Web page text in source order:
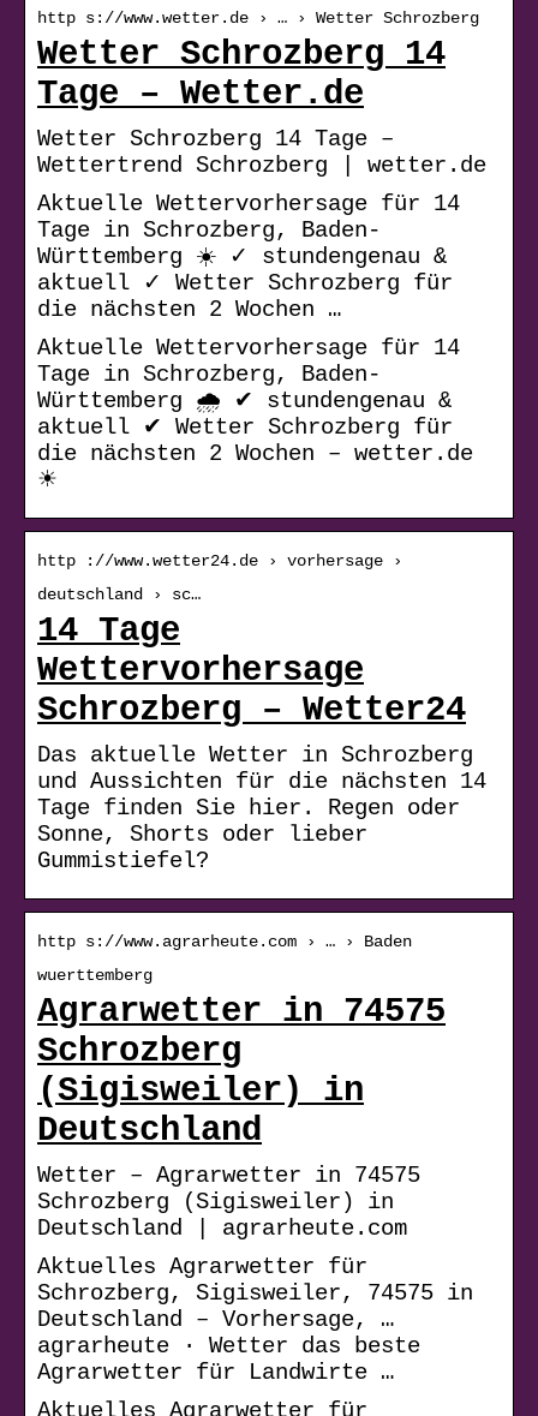
http s://www.wetter.de › … › Wetter Schrozberg
Wetter Schrozberg 14
Tage – Wetter.de
Wetter Schrozberg 14 Tage –
Wettertrend Schrozberg | wetter.de
Aktuelle Wettervorhersage für 14
Tage in Schrozberg, Baden-
Württemberg ☀️ ✓ stundengenau &
aktuell ✓ Wetter Schrozberg für
die nächsten 2 Wochen …
Aktuelle Wettervorhersage für 14
Tage in Schrozberg, Baden-
Württemberg 🌧️ ✔ stundengenau &
aktuell ✔ Wetter Schrozberg für
die nächsten 2 Wochen – wetter.de
☀
http ://www.wetter24.de › vorhersage ›
deutschland › sc…
14 Tage
Wettervorhersage
Schrozberg – Wetter24
Das aktuelle Wetter in Schrozberg
und Aussichten für die nächsten 14
Tage finden Sie hier. Regen oder
Sonne, Shorts oder lieber
Gummistiefel?
http s://www.agrarheute.com › … › Baden
wuerttemberg
Agrarwetter in 74575
Schrozberg
(Sigisweiler) in
Deutschland
Wetter – Agrarwetter in 74575
Schrozberg (Sigisweiler) in
Deutschland | agrarheute.com
Aktuelles Agrarwetter für
Schrozberg, Sigisweiler, 74575 in
Deutschland – Vorhersage, …
agrarheute · Wetter das beste
Agrarwetter für Landwirte …